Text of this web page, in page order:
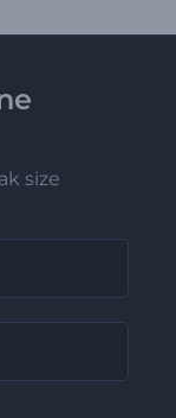
size